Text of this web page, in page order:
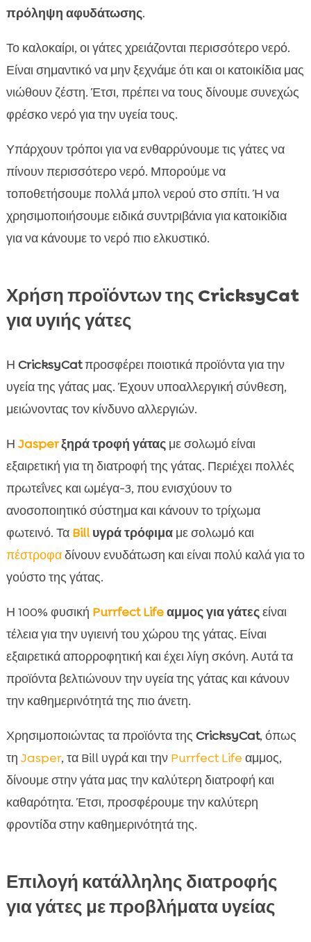
πρόληψη αφυδάτωσης.
Το καλοκαίρι, οι γάτες χρειάζονται περισσότερο νερό.
Είναι σημαντικό να μην ξεχνάμε ότι και οι κατοικίδια μας
νιώθουν ζέστη. Έτσι, πρέπει να τους δίνουμε συνεχώς
φρέσκο νερό για την υγεία τους.
Υπάρχουν τρόποι για να ενθαρρύνουμε τις γάτες να
πίνουν περισσότερο νερό. Μπορούμε να
τοποθετήσουμε πολλά μπολ νερού στο σπίτι. Ή να
χρησιμοποιήσουμε ειδικά συντριβάνια για κατοικίδια
για να κάνουμε το νερό πιο ελκυστικό.
Χρήση προϊόντων της CricksyCat
για υγιής γάτες
Η CricksyCatπροσφέρει ποιοτικά προϊόντα για την
υγεία της γάτας μας. Έχουν υποαλλεργική σύνθεση,
μειώνοντας τον κίνδυνο αλλεργιών.
Η Jasperξηρά τροφή γάταςμε σολωμό είναι
εξαιρετική για τη διατροφή της γάτας. Περιέχει πολλές
πρωτεΐνες και ωμέγα-3, που ενισχύουν το
ανοσοποιητικό σύστημα και κάνουν το τρίχωμα
φωτεινό. Τα Billυγρά τρόφιμαμε σολωμό και
πέστροφαδίνουν ενυδάτωση και είναι πολύ καλά για το
γούστο της γάτας.
Η 100% φυσική Purrfect Lifeαμμος για γάτεςείναι
τέλεια για την υγιεινή του χώρου της γάτας. Είναι
εξαιρετικά απορροφητική και έχει λίγη σκόνη. Αυτά τα
προϊόντα βελτιώνουν την υγεία της γάτας και κάνουν
την καθημερινότητά της πιο άνετη.
Χρησιμοποιώντας τα προϊόντα της CricksyCat, όπως
τη Jasper, τα Bill υγρά και την Purrfect Life αμμος,
δίνουμε στην γάτα μας την καλύτερη διατροφή και
καθαρότητα. Έτσι, προσφέρουμε την καλύτερη
φροντίδα στην καθημερινότητά της.
Επιλογή κατάλληλης διατροφής
για γάτες με προβλήματα υγείας